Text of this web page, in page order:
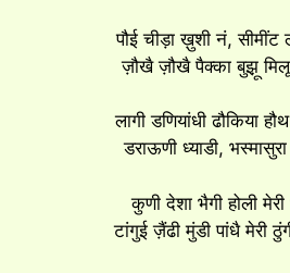
पौई चीड़ा ख़ुशी नं, सीमींट
ज़ौखै ज़ौखै पैक्का बुझ़ू
लागी डणियांधी ढौकिया
डराऊणी ध्याडी, भस्मासुरा
कुणी देशा भैगी होली
टांगुई ज़ैंढी मुंडी पांधै मेरी